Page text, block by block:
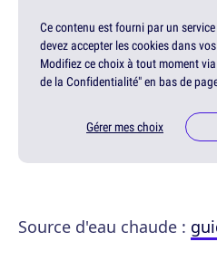
Ce contenu est fourni par un
devez accepter les cookies dans
Modifiez ce choix à tout moment
de la Confidentialité" en bas de
Gérer mes choix
Source d'eau chaude :